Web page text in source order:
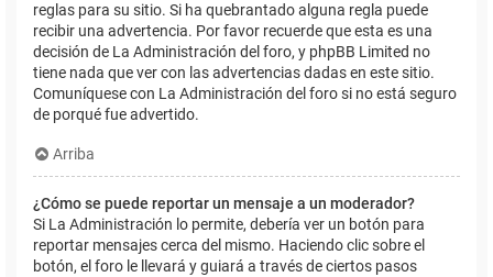
reglas para su sitio. Si ha quebrantado alguna regla puede
recibir una advertencia. Por favor recuerde que esta es una
decisión de La Administración del foro, y phpBB Limited no
tiene nada que ver con las advertencias dadas en este sitio.
Comuníquese con La Administración del foro si no está seguro
de porqué fue advertido.
Arriba
¿Cómo se puede reportar un mensaje a un moderador?
Si La Administración lo permite, debería ver un botón para
reportar mensajes cerca del mismo. Haciendo clic sobre el
botón, el foro le llevará y guiará a través de ciertos pasos